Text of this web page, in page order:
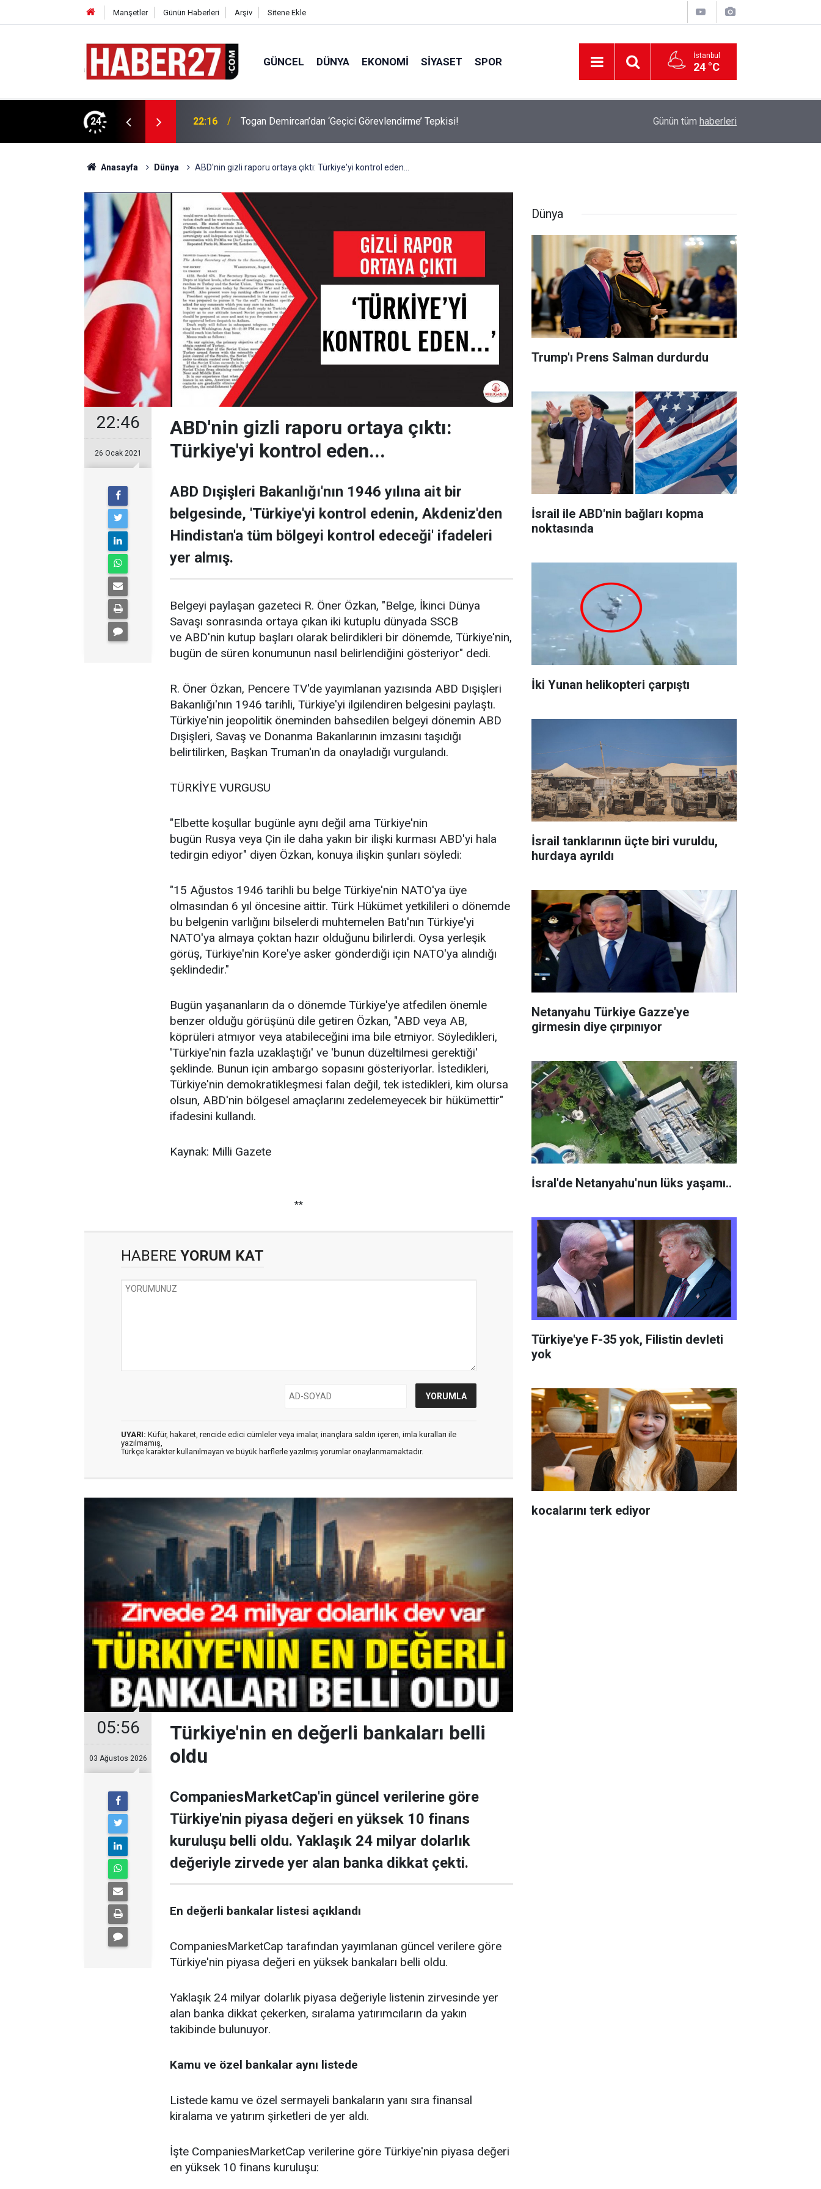
Manşetler Günün Haberleri Arşiv Sitene Ekle
GÜNCEL DÜNYA EKONOMI SIYASET SPOR İstanbul
24 °C
24 19:32 Sıcak Havalarda Ödem Şikayetini Hafife Almayın! İzmir 112’de Kan Donduran İddialar!
Günün tüm haberleri
Anasayfa Dünya ABD'nin gizli raporu ortaya çıktı: Türkiye'yi kontrol eden...
22:46
26 Ocak 2021
ABD'nin gizli raporu ortaya çıktı:
Türkiye'yi kontrol eden...
ABD Dışişleri Bakanlığı'nın 1946 yılına ait bir
belgesinde, 'Türkiye'yi kontrol edenin, Akdeniz'den
Hindistan'a tüm bölgeyi kontrol edeceği' ifadeleri
yer almış.
Belgeyi paylaşan gazeteci R. Öner Özkan, "Belge, İkinci Dünya
Savaşı sonrasında ortaya çıkan iki kutuplu dünyada SSCB
ve ABD'nin kutup başları olarak belirdikleri bir dönemde, Türkiye'nin,
bugün de süren konumunun nasıl belirlendiğini gösteriyor" dedi.
R. Öner Özkan, Pencere TV'de yayımlanan yazısında ABD Dışişleri
Bakanlığı'nın 1946 tarihli, Türkiye'yi ilgilendiren belgesini paylaştı.
Türkiye'nin jeopolitik öneminden bahsedilen belgeyi dönemin ABD
Dışişleri, Savaş ve Donanma Bakanlarının imzasını taşıdığı
belirtilirken, Başkan Truman'ın da onayladığı vurgulandı.
TÜRKİYE VURGUSU
"Elbette koşullar bugünle aynı değil ama Türkiye'nin
bugün Rusya veya Çin ile daha yakın bir ilişki kurması ABD'yi hala
tedirgin ediyor" diyen Özkan, konuya ilişkin şunları söyledi:
"15 Ağustos 1946 tarihli bu belge Türkiye'nin NATO'ya üye
olmasından 6 yıl öncesine aittir. Türk Hükümet yetkilileri o dönemde
bu belgenin varlığını bilselerdi muhtemelen Batı'nın Türkiye'yi
NATO'ya almaya çoktan hazır olduğunu bilirlerdi. Oysa yerleşik
görüş, Türkiye'nin Kore'ye asker gönderdiği için NATO'ya alındığı
şeklindedir."
Bugün yaşananların da o dönemde Türkiye'ye atfedilen önemle
benzer olduğu görüşünü dile getiren Özkan, "ABD veya AB,
köprüleri atmıyor veya atabileceğini ima bile etmiyor. Söyledikleri,
'Türkiye'nin fazla uzaklaştığı' ve 'bunun düzeltilmesi gerektiği'
şeklinde. Bunun için ambargo sopasını gösteriyorlar. İstedikleri,
Türkiye'nin demokratikleşmesi falan değil, tek istedikleri, kim olursa
olsun, ABD'nin bölgesel amaçlarını zedelemeyecek bir hükümettir"
ifadesini kullandı.
Kaynak: Milli Gazete
**
HABERE YORUM KAT
UYARI: Küfür, hakaret, rencide edici cümleler veya imalar, inançlara saldırı içeren, imla kuralları ile
yazılmamış,
Türkçe karakter kullanılmayan ve büyük harflerle yazılmış yorumlar onaylanmamaktadır.
05:56
03 Ağustos 2026
Türkiye'nin en değerli bankaları belli
oldu
CompaniesMarketCap'in güncel verilerine göre
Türkiye'nin piyasa değeri en yüksek 10 finans
kuruluşu belli oldu. Yaklaşık 24 milyar dolarlık
değeriyle zirvede yer alan banka dikkat çekti.
En değerli bankalar listesi açıklandı
CompaniesMarketCap tarafından yayımlanan güncel verilere göre
Türkiye'nin piyasa değeri en yüksek bankaları belli oldu.
Yaklaşık 24 milyar dolarlık piyasa değeriyle listenin zirvesinde yer
alan banka dikkat çekerken, sıralama yatırımcıların da yakın
takibinde bulunuyor.
Kamu ve özel bankalar aynı listede
Listede kamu ve özel sermayeli bankaların yanı sıra finansal
kiralama ve yatırım şirketleri de yer aldı.
İşte CompaniesMarketCap verilerine göre Türkiye'nin piyasa değeri
en yüksek 10 finans kuruluşu:
Dünya
Trump'ı Prens Salman durdurdu
İsrail ile ABD'nin bağları kopma
noktasında
İki Yunan helikopteri çarpıştı
İsrail tanklarının üçte biri vuruldu,
hurdaya ayrıldı
Netanyahu Türkiye Gazze'ye
girmesin diye çırpınıyor
İsral'de Netanyahu'nun lüks yaşamı..
Türkiye'ye F-35 yok, Filistin devleti
yok
kocalarını terk ediyor